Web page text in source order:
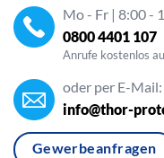
Mo - Fr | 8:00 -
0800 4401 107
Anrufe kostenlos
oder per E-Mail:
info@thor-
Gewerbeanfragen